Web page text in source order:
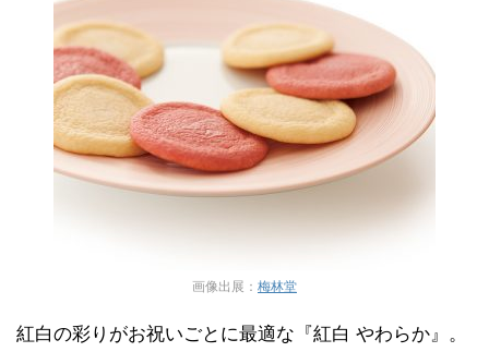
画像出展： 梅林堂
紅白の彩りがお祝いごとに最適な『紅白 やわらか』。